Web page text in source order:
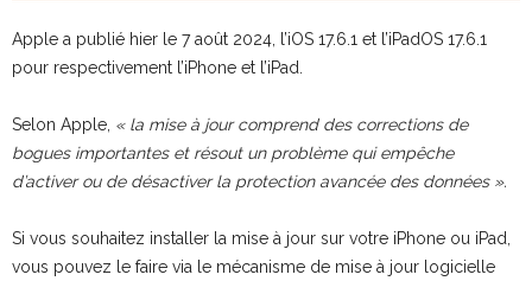
Apple a publié hier le 7 août 2024, l’iOS 17.6.1 et l’iPadOS 17.6.1
pour respectivement l’iPhone et l’iPad.
Selon Apple, « la mise à jour comprend des corrections de
bogues importantes et résout un problème qui empêche
d’activer ou de désactiver la protection avancée des données ».
Si vous souhaitez installer la mise à jour sur votre iPhone ou iPad,
vous pouvez le faire via le mécanisme de mise à jour logicielle